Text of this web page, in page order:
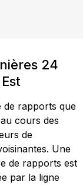
24
de rapports que
cours des
de
Une
de rapports est
par la ligne